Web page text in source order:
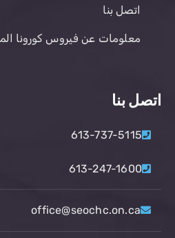
اتصل بنا
معلومات عن فيروس كورونا
اتصل بنا
613-737-5115
613-247-1600
office@seochc.on.ca